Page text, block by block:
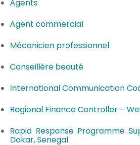
Agents
Agent commercial
Mécanicien professionnel
Conseillère beauté
International Communication
Regional Finance Controller –
Rapid Response Programme
Dakar, Senegal